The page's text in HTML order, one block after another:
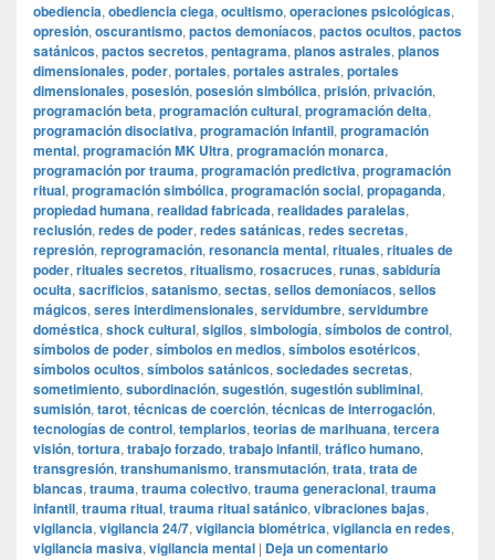
obediencia, obediencia ciega, ocultismo, operaciones psicológicas,
opresión, oscurantismo, pactos demoníacos, pactos ocultos, pactos
satánicos, pactos secretos, pentagrama, planos astrales, planos
dimensionales, poder, portales, portales astrales, portales
dimensionales, posesión, posesión simbólica, prisión, privación,
programación beta, programación cultural, programación delta,
programación disociativa, programación infantil, programación
mental, programación MK Ultra, programación monarca,
programación por trauma, programación predictiva, programación
ritual, programación simbólica, programación social, propaganda,
propiedad humana, realidad fabricada, realidades paralelas,
reclusión, redes de poder, redes satánicas, redes secretas,
represión, reprogramación, resonancia mental, rituales, rituales de
poder, rituales secretos, ritualismo, rosacruces, runas, sabiduría
oculta, sacrificios, satanismo, sectas, sellos demoníacos, sellos
mágicos, seres interdimensionales, servidumbre, servidumbre
doméstica, shock cultural, sigilos, simbología, símbolos de control,
símbolos de poder, símbolos en medios, símbolos esotéricos,
símbolos ocultos, símbolos satánicos, sociedades secretas,
sometimiento, subordinación, sugestión, sugestión subliminal,
sumisión, tarot, técnicas de coerción, técnicas de interrogación,
tecnologías de control, templarios, teorias de marihuana, tercera
visión, tortura, trabajo forzado, trabajo infantil, tráfico humano,
transgresión, transhumanismo, transmutación, trata, trata de
blancas, trauma, trauma colectivo, trauma generacional, trauma
infantil, trauma ritual, trauma ritual satánico, vibraciones bajas,
vigilancia, vigilancia 24/7, vigilancia biométrica, vigilancia en redes,
vigilancia masiva, vigilancia mental | Deja un comentario